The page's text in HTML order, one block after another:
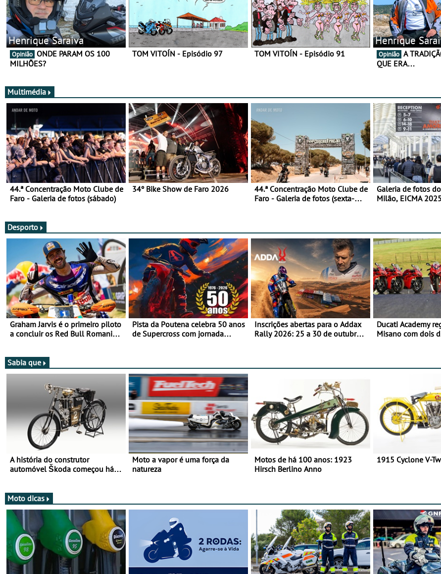
Henrique Saraiva
Opinião
MILHÕES?
TOM VITOÍN - Episódio 97 TOM VITOÍN - Episódio 91
Henrique
Opinião
QUE ERA…
Multimédia
44.ª Concentração Moto Clube de
Faro - Galeria de fotos (sábado)
34º Bike Show de Faro 2026
44.ª Concentração Moto Clube de
Faro - Galeria de fotos (sexta-
Galeria de fotos
Milão, EICMA
Desporto
Graham Jarvis é o primeiro piloto
a concluir os Red Bull Romaniacs
Pista da Poutena celebra 50 anos
de Supercross com jornada
Inscrições abertas para o Addax
Rally 2026: 25 a 30 de outubro -
Ducati Academy
Misano com dois
Sabia que
A história do construtor
automóvel Škoda começou há
Moto a vapor é uma força da
natureza
Motos de há 100 anos: 1923
Hirsch Berlino Anno
1915 Cyclone V-
Moto dicas